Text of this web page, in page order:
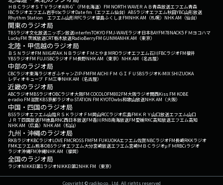
ＨＢＣラジオＳＴＶラジオAIR-G'（FM北海道） FM NORTH WAVEＲＡＢ青森放送エフエム青森
IBCラジオエフエム岩手tbcラジオDate fm（エフエム仙台） ABSラジオエフエム秋田YBC山形放送
Rhythm Station エフエム山形RFCラジオ福島ふくしまFMNHK AM（札幌） NHK AM（仙台）
関東のラジオ局
TBSラジオ文化放送ニッポン放送interfmTOKYO FMJ-WAVEラジオ日本BAYFM78NACK5 ＦＭヨコハマ
LuckyFM 茨城放送CRT栃木放送RadioBerryFM GUNMANHK AM（東京）
北陸・甲信越のラジオ局
ＢＳＮラジオFM NIIGATAＫＮＢラジオ ＦＭとやまMROラジオエフエム石川FBCラジオFM福井
YBSラジオFM FUJISBCラジオ ＦＭ長野NHK AM（東京） NHK AM（名古屋）
中部のラジオ局
CBCラジオ東海ラジオぎふチャンZIP-FMFM AICHI ＦＭ ＧＩＦＵ SBSラジオK-MIX SHIZUOKA
レディオキューブ ＦＭ三重NHK AM（名古屋）
近畿のラジオ局
ABCラジオMBSラジオOBCラジオ大阪FM COCOLOFM802FM大阪ラジオ関西Kiss FM KOBE
e-radio FM滋賀KBS京都ラジオα-STATION FM KYOTOwbs和歌山放送NHK AM（大阪）
中国・四国のラジオ局
BSSラジオエフエム山陰ＲＳＫラジオ ＦＭ岡山RCCラジオ広島FM ＫＲＹ山口放送エフエム山口
ＪＲＴ四国放送FM徳島RNC西日本放送FM香川RNB南海放送FM愛媛RKC高知放送エフエム高知
NHK AM（広島） NHK AM（松山）
九州・沖縄のラジオ局
RKBラジオKBCラジオLOVE FMCROSS FMFM FUKUOKAエフエム佐賀NBCラジオFM長崎RKKラジオ
FMKエフエム熊本OBSラジオエフエム大分宮崎放送エフエム宮崎ＭＢＣラジオμＦＭRBCiラジオ
ラジオ沖縄FM沖縄NHK AM（福岡）
全国のラジオ局
ラジオNIKKEI第1ラジオNIKKEI第2NHK FM（東京）
Copyright © radiko co., Ltd. All rights reserved